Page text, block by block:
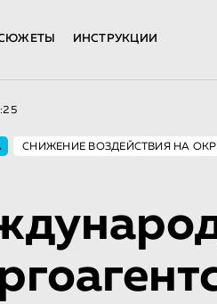
ИНСТРУКЦИИ
СНИЖЕНИЕ ВОЗДЕЙСТВИЯ НА